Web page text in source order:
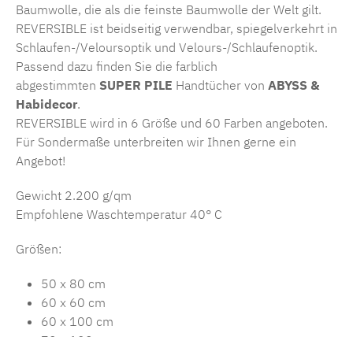
Baumwolle, die als die feinste Baumwolle der Welt gilt.
REVERSIBLE ist beidseitig verwendbar, spiegelverkehrt in
Schlaufen-/Veloursoptik und Velours-/Schlaufenoptik.
Passend dazu finden Sie die farblich
abgestimmten SUPER PILE Handtücher von ABYSS &
Habidecor.
REVERSIBLE wird in 6 Größe und 60 Farben angeboten.
Für Sondermaße unterbreiten wir Ihnen gerne ein
Angebot!
Gewicht 2.200 g/qm
Empfohlene Waschtemperatur 40° C
Größen:
50 x 80 cm
60 x 60 cm
60 x 100 cm